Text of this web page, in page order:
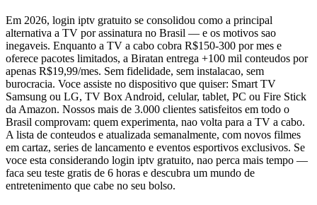
Em 2026, login iptv gratuito se consolidou como a principal
alternativa a TV por assinatura no Brasil — e os motivos sao
inegaveis. Enquanto a TV a cabo cobra R$150-300 por mes e
oferece pacotes limitados, a Biratan entrega +100 mil conteudos por
apenas R$19,99/mes. Sem fidelidade, sem instalacao, sem
burocracia. Voce assiste no dispositivo que quiser: Smart TV
Samsung ou LG, TV Box Android, celular, tablet, PC ou Fire Stick
da Amazon. Nossos mais de 3.000 clientes satisfeitos em todo o
Brasil comprovam: quem experimenta, nao volta para a TV a cabo.
A lista de conteudos e atualizada semanalmente, com novos filmes
em cartaz, series de lancamento e eventos esportivos exclusivos. Se
voce esta considerando login iptv gratuito, nao perca mais tempo —
faca seu teste gratis de 6 horas e descubra um mundo de
entretenimento que cabe no seu bolso.